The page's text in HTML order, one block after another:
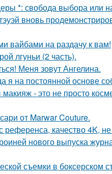
*: свобода выбора или
вновь
вайбами на раздачу к вам!
лгуньи (2 часть).
Меня зовут Ангелина.
я на постоянной основе
- это не просто
от Marwar Couture.
референса, качество 4K,
нового выпуска
съемки в боксерском